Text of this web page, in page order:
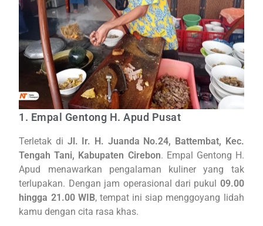
1. Empal Gentong H. Apud Pusat
Terletak di Jl. Ir. H. Juanda No.24, Battembat, Kec.
Tengah Tani, Kabupaten Cirebon. Empal Gentong H.
Apud menawarkan pengalaman kuliner yang tak
terlupakan. Dengan jam operasional dari pukul 09.00
hingga 21.00 WIB, tempat ini siap menggoyang lidah
kamu dengan cita rasa khas.